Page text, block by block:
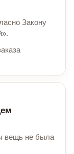
Закону
вещь не была